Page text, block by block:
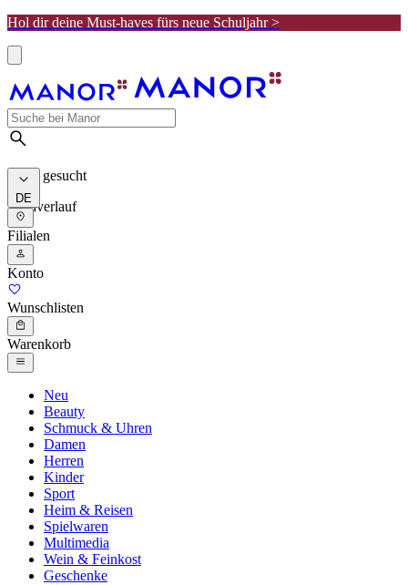
Hol dir deine Must-haves fürs neue Schuljahr >
Meist gesucht
Suchverlauf
DE
Filialen
Konto
Wunschlisten
Warenkorb
Neu
Beauty
Schmuck & Uhren
Damen
Herren
Kinder
Sport
Heim & Reisen
Spielwaren
Multimedia
Wein & Feinkost
Geschenke